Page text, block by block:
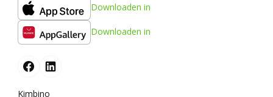
Downloaden in
Downloaden in
Kimbino